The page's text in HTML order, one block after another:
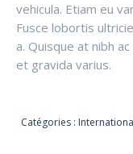
vehicula. Etiam eu
Fusce lobortis
a. Quisque at nibh
et gravida varius.
Catégories :